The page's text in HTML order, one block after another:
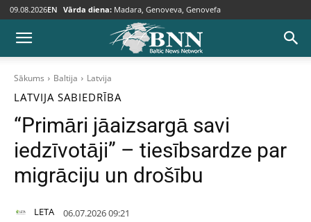
09.08.2026EN Vārda diena: Madara, Genoveva, Genovefa
Sākums Baltija Latvija
LATVIJA SABIEDRĪBA
“Primāri jāaizsargā savi
iedzīvotāji” – tiesībsardze par
migrāciju un drošību
LETA 06.07.2026 09:21